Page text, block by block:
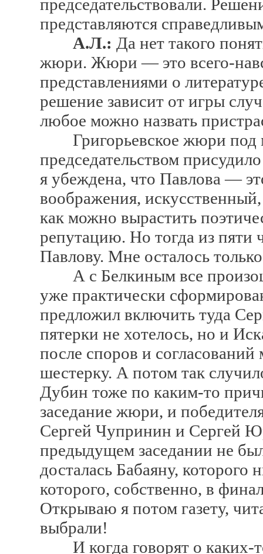
председательствовали.
представляются
А.Л.: Да нет такого
жюри. Жюри — это всего-
представлениями о
решение зависит от игры
любое можно назвать
Григорьевское жюри под
председательством
я убеждена, что Павлова —
воображения,
как можно вырастить
репутацию. Но тогда из пяти
Павлову. Мне осталось
А с Белкиным все
уже практически
предложил включить туда
пятерки не хотелось, но и
после споров и
шестерку. А потом так
Дубин тоже по каким-то
заседание жюри, и
Сергей Чупринин и Сергей
предыдущем заседании не
досталась Бабаяну, которого
которого, собственно, в
Открываю я потом газету,
выбрали!
И когда говорят о каких-